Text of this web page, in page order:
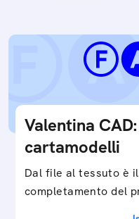
Valentina
cartamodelli
Dal file al tessuto è
completamento del